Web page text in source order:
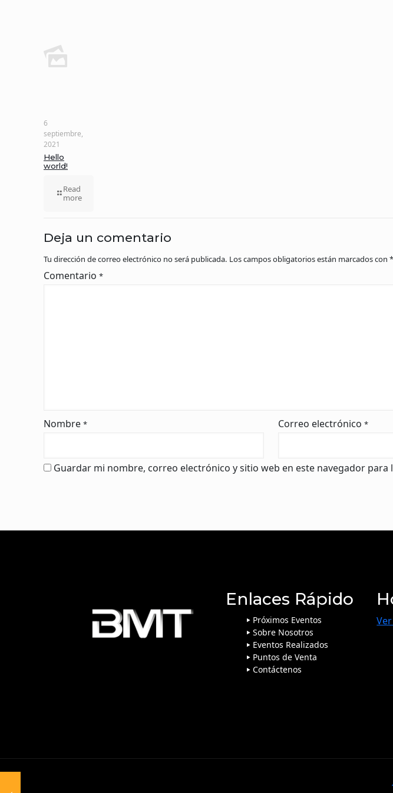
6
septiembre,
2021
Hello
world!
Read
more
Deja un comentario
Tu dirección de correo electrónico no será publicada. Los campos obligatorios están marcados con *
Comentario *
Nombre * Correo electrónico*
Guardar mi nombre, correo electrónico y sitio web en este navegador
Enlaces Rápido
Próximos Eventos
Sobre Nosotros
Eventos Realizados
Puntos de Venta
Contáctenos